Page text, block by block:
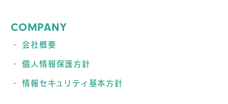
COMPANY
会社概要
個人情報保護方針
情報セキュリティ基本方針